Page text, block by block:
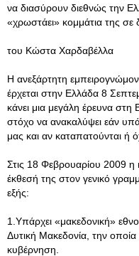
να διασύρουν διεθνώς την
«χρωστάει» κομμάτια της σε
του Κώστα Χαρδαβέλλα
Η ανεξάρτητη
έρχεται στην Ελλάδα 8
κάνει μια μεγάλη έρευνα
στόχο να ανακαλύψει εάν
μας και αν καταπατούνται ή
Στις 18 Φεβρουαρίου 2009 η
έκθεσή της στον γενικό
εξής:
1.Υπάρχει «μακεδονική»
Δυτική Μακεδονία, την οποία
κυβέρνηση.